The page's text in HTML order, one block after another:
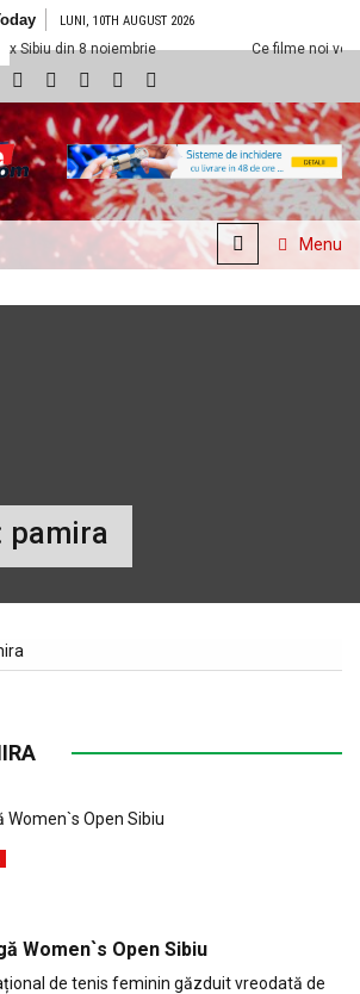
LUNI, 10TH AUGUST 2026
Ce filme noi vedem la
SibiuOnline.com
din
Menu
pamira
Women`s Open Sibiu
de tenis feminin găzduit vreodată de